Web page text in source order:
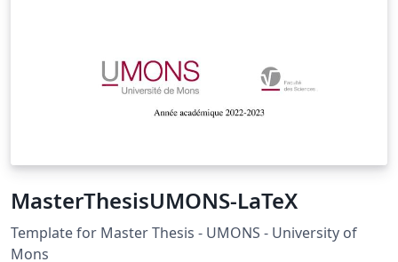
MasterThesisUMONS-LaTeX
Template for Master Thesis - UMONS - University of
Mons